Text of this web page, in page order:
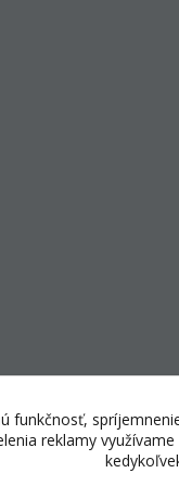
©
funkčnosť,
reklamy